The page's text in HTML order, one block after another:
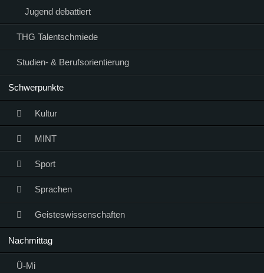
Jugend debattiert
THG Talentschmiede
Studien- & Berufsorientierung
Schwerpunkte
Kultur
MINT
Sport
Sprachen
Geisteswissenschaften
Nachmittag
Ü-Mi